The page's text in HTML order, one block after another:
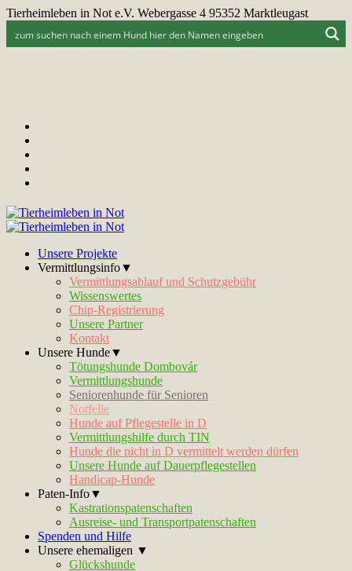
Tierheimleben in Not e.V. Webergasse 4 95352 Marktleugast
Unsere Projekte
Vermittlungsinfo▼
Vermittlungsablauf und Schutzgebühr
Wissenswertes
Chip-Registrierung
Unsere Partner
Kontakt
Unsere Hunde▼
Tötungshunde Dombovár
Vermittlungshunde
Seniorenhunde für Senioren
Notfelle
Hunde auf Pflegestelle in D
Vermittlungshilfe durch TIN
Hunde die nicht in D vermittelt werden dürfen
Unsere Hunde auf Dauerpflegestellen
Handicap-Hunde
Paten-Info▼
Kastrationspatenschaften
Ausreise- und Transportpatenschaften
Spenden und Hilfe
Unsere ehemaligen ▼
Glückshunde